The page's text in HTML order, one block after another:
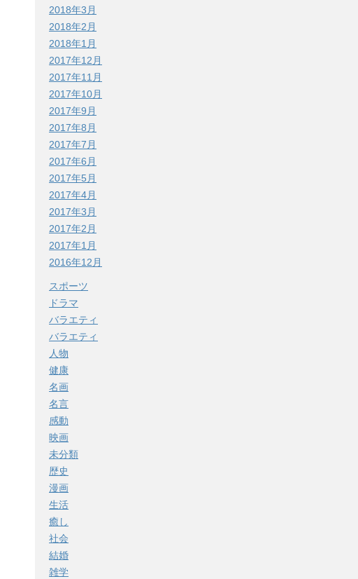
2018年3月
2018年2月
2018年1月
2017年12月
2017年11月
2017年10月
2017年9月
2017年8月
2017年7月
2017年6月
2017年5月
2017年4月
2017年3月
2017年2月
2017年1月
2016年12月
スポーツ
ドラマ
バラエティ
バラエティ
人物
健康
名画
名言
感動
映画
未分類
歴史
漫画
生活
癒し
社会
結婚
雑学